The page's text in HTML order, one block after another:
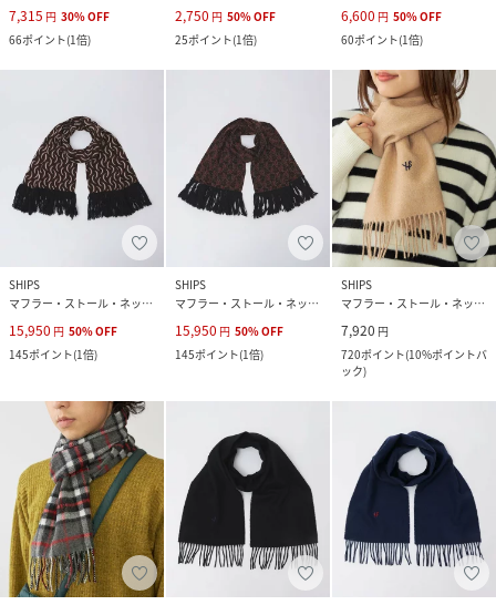
7,315 円 30%OFF
66ポイント(1倍)
2,750 円 50%OFF
25ポイント(1倍)
6,600 円 50%OFF
60ポイント(1倍)
SHIPS
マフラー・ストール・ネックウォーマー
15,950 円 50%OFF
145ポイント(1倍)
SHIPS
マフラー・ストール・ネックウォーマー
15,950 円 50%OFF
145ポイント(1倍)
SHIPS
マフラー・ストール・ネックウォーマー
7,920 円
720ポイント(10%ポイントバ
ック)